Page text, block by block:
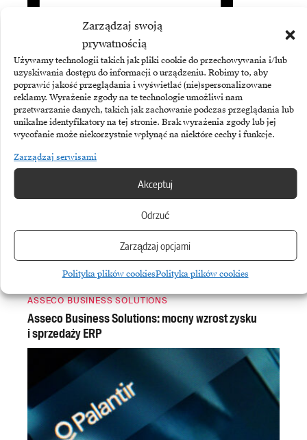
Zarządzaj swoją
prywatnością
Używamy technologii takich jak pliki cookie do przechowywania i/lub
uzyskiwania dostępu do informacji o urządzeniu. Robimy to, aby
poprawić jakość przeglądania i wyświetlać (nie)spersonalizowane
reklamy. Wyrażenie zgody na te technologie umożliwi nam
przetwarzanie danych, takich jak zachowanie podczas przeglądania lub
unikalne identyfikatory na tej stronie. Brak wyrażenia zgody lub jej
wycofanie może niekorzystnie wpłynąć na niektóre cechy i funkcje.
Zarządzaj serwisami
Akceptuj
Odrzuć
Zarządzaj opcjami
Polityka plików cookiesPolityka plików cookies
Subskrybując Biuletyn Brandsit
akceptujesz nasząpolitykę
prywatności.
ASSECO BUSINESS SOLUTIONS
Asseco Business Solutions: mocny wzrost zysku
i sprzedaży ERP